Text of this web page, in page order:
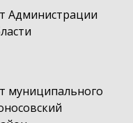
Администрации
муниципального